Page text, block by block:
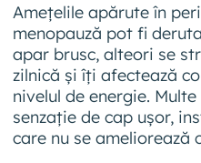
Amețelile apărute în
menopauză pot fi
apar brusc, alteori se
zilnică și îți afectează
nivelul de energie.
senzație de cap ușor,
care nu se ameliorează